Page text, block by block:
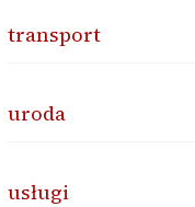
transport
uroda
usługi